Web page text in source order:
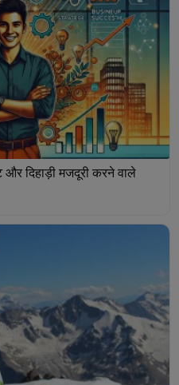
दिहाड़ी मजदूरी करने वाले